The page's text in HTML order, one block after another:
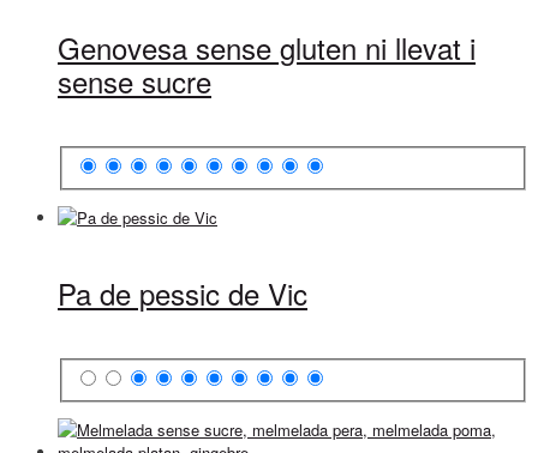
Genovesa sense gluten ni llevat i
sense sucre
Pa de pessic de Vic